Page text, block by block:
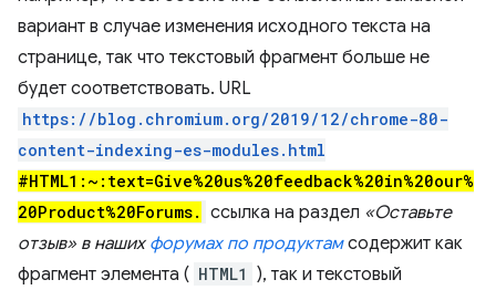
вариант в случае изменения исходного текста на
странице, так что текстовый фрагмент больше не
будет соответствовать. URL
https://blog.chromium.org/2019/12/chrome-80-
content-indexing-es-modules.html
#HTML1:~:text=Give%20us%20feedback%20in%20our%
20Product%20Forums. ссылка на раздел «Оставьте
отзыв» в наших форумах по продуктамсодержит как
фрагмент элемента ( HTML1 ), так и текстовый